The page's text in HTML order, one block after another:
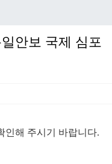
안보 국제 심포
인해 주시기 바랍니다.